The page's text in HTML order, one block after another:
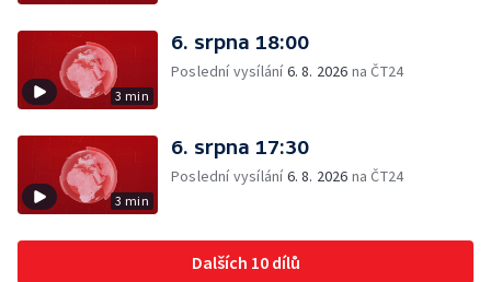
3 min
6. srpna 18:00
Poslední vysílání6. 8. 2026 na ČT24
3 min
6. srpna 17:30
Poslední vysílání6. 8. 2026 na ČT24
Dalších 10 dílů